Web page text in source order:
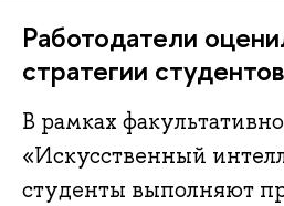
Работодатели
стратегии
В рамках
«Искусственный
студенты выполняют